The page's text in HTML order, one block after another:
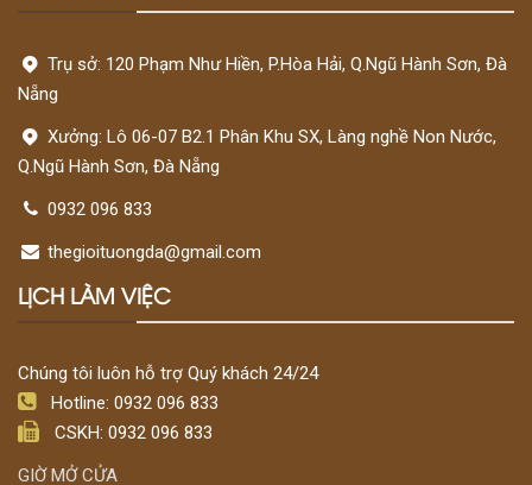
Trụ sở: 120 Phạm Như Hiền, P.Hòa Hải, Q.Ngũ Hành Sơn, Đà
Nẵng
Xưởng: Lô 06-07 B2.1 Phân Khu SX, Làng nghề Non Nước,
Q.Ngũ Hành Sơn, Đà Nẵng
0932 096 833
thegioituongda@gmail.com
LỊCH LÀM VIỆC
Chúng tôi luôn hỗ trợ Quý khách 24/24
Hotline: 0932 096 833
CSKH: 0932 096 833
GIỜ MỞ CỬA